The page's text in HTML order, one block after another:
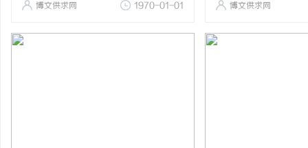
博文供求网 1970-01-01 博文供求网